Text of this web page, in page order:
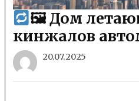
🖼 Дом
кинжалов
20.07.2025